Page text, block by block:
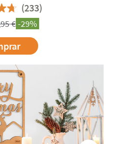
(233)
€-29%